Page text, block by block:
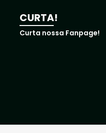
CURTA!
Curta nossa Fanpage!